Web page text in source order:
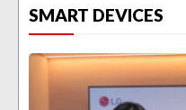
SMART DEVICES